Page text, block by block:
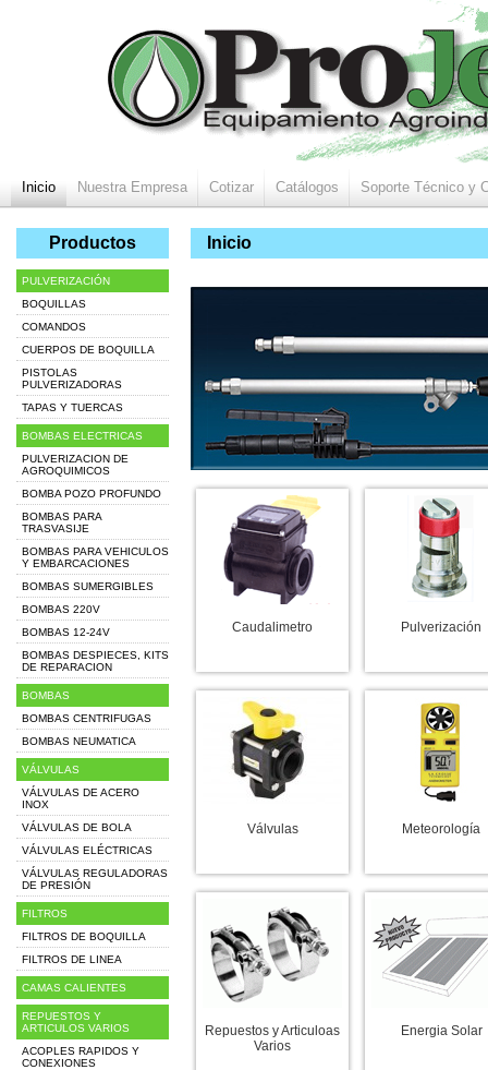
Inicio Nuestra Empresa Cotizar Catálogos Soporte Técnico y
Inicio
Caudalimetro Pulverización
Válvulas Meteorología
Repuestos y Articuloas
Varios
Energia Solar
Productos
PULVERIZACIÓN
BOQUILLAS
COMANDOS
CUERPOS DE BOQUILLA
PISTOLAS
PULVERIZADORAS
TAPAS Y TUERCAS
BOMBAS ELECTRICAS
PULVERIZACION DE
AGROQUIMICOS
BOMBA POZO PROFUNDO
BOMBAS PARA
TRASVASIJE
BOMBAS PARA VEHICULOS
Y EMBARCACIONES
BOMBAS SUMERGIBLES
BOMBAS 220V
BOMBAS 12-24V
BOMBAS DESPIECES, KITS
DE REPARACION
BOMBAS
BOMBAS CENTRIFUGAS
BOMBAS NEUMATICA
VÁLVULAS
VÁLVULAS DE ACERO
INOX
VÁLVULAS DE BOLA
VÁLVULAS ELÉCTRICAS
VÁLVULAS REGULADORAS
DE PRESIÓN
FILTROS
FILTROS DE BOQUILLA
FILTROS DE LINEA
CAMAS CALIENTES
REPUESTOS Y
ARTICULOS VARIOS
ACOPLES RAPIDOS Y
CONEXIONES